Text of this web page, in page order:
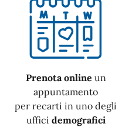
Prenota online un
appuntamento
per recarti in uno degli
uffici demografici